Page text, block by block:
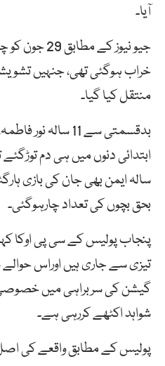
آیا۔
جیو نیوز کے
خراب ہوگئی تھی، جنہیں
منتقل کیا گیا۔
سالہ ایمن بھی جان کی بازی
بحق بچوں کی تعداد چارہوگئی۔
پنجاب پولیس کے سی پی اوکا
تیزی سے جاری ہیں اوراس
گیشن کی سربراہی میں
شواہد اکٹھے کررہی ہے۔
پولیس کے مطابق واقعے کی